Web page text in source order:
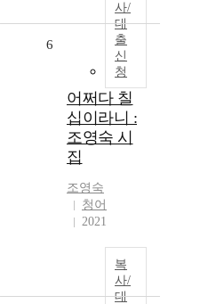
사/
대
출
신
청
6
어쩌다 칠
십이라니 :
조영숙 시
집
조영숙
청어
2021
복
사/
대